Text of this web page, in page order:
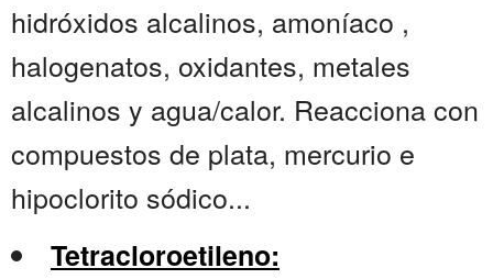
hidróxidos alcalinos, amoníaco ,
halogenatos, oxidantes, metales
alcalinos y agua/calor. Reacciona con
compuestos de plata, mercurio e
hipoclorito sódico...
Tetracloroetileno: